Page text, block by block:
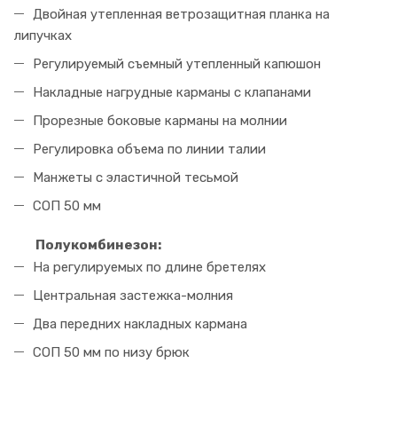
Двойная утепленная ветрозащитная планка на
липучках
Регулируемый съемный утепленный капюшон
Накладные нагрудные карманы с клапанами
Прорезные боковые карманы на молнии
Регулировка объема по линии талии
Манжеты с эластичной тесьмой
СОП 50 мм
Полукомбинезон:
На регулируемых по длине бретелях
Центральная застежка-молния
Два передних накладных кармана
СОП 50 мм по низу брюк